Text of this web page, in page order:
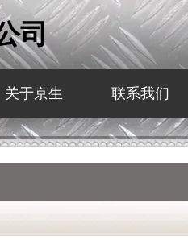
司
关于京生 联系我们